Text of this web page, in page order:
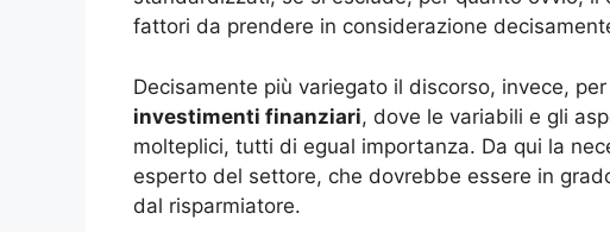
fattori da prendere in considerazione
Decisamente più variegato il discorso, invece,
investimenti finanziari, dove le variabili e gli
molteplici, tutti di egual importanza. Da qui la
esperto del settore, che dovrebbe essere in
dal risparmiatore.